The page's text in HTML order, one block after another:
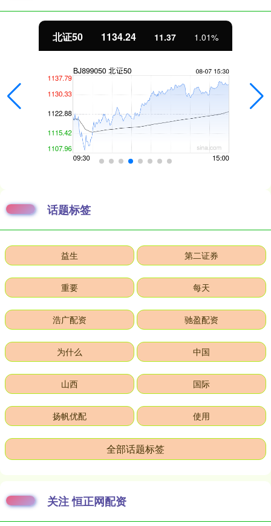
北证50 1134.24 11.37 1.01%
话题标签
益生 第二证券
重要 每天
浩广配资 驰盈配资
为什么 中国
山西 国际
扬帆优配 使用
全部话题标签
关注 恒正网配资